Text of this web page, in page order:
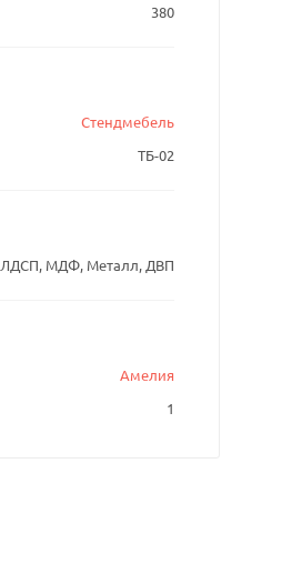
380
Стендмебель
ТБ-02
ЛДСП, МДФ, Металл, ДВП
Амелия
1